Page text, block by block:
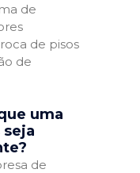
de
de pisos
de
uma
de